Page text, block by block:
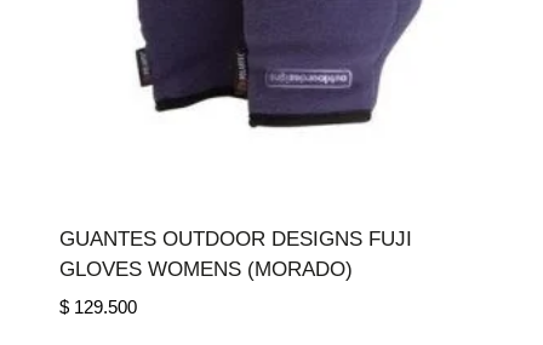
GUANTES OUTDOOR DESIGNS FUJI
GLOVES WOMENS (MORADO)
$129.500